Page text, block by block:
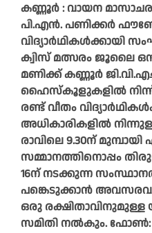
കണ്ണൂർ : വായന
പി.എൻ. പണിക്കർ
വിദ്യാർഥികൾക്കായി
ക്വിസ് മത്സരം ജൂലൈ
മണിക്ക് കണ്ണൂർ
ഹൈസ്‌കൂളുകളിൽ നിന്ന്
രണ്ട് വീതം
അധികാരികളിൽ
രാവിലെ 9.30ന്
സമ്മാനത്തിനൊപ്പം
16ന് നടക്കുന്ന
പങ്കെടുക്കാൻ അവസരവും
ഒരു രക്ഷിതാവിനുമുള്ള
സമിതി നൽകും. ഫോൺ: